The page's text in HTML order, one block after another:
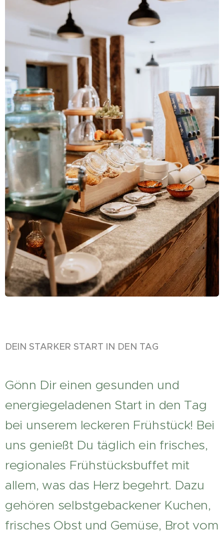
DEIN STARKER START IN DEN TAG
Gönn Dir einen gesunden und
energiegeladenen Start in den Tag
bei unserem leckeren Frühstück! Bei
uns genießt Du täglich ein frisches,
regionales Frühstücksbuffet mit
allem, was das Herz begehrt. Dazu
gehören selbstgebackener Kuchen,
frisches Obst und Gemüse, Brot vom